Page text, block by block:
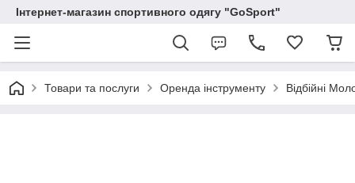
Інтернет-магазин спортивного одягу "GoSport"
Товари та послуги Оренда інструменту Відбійні